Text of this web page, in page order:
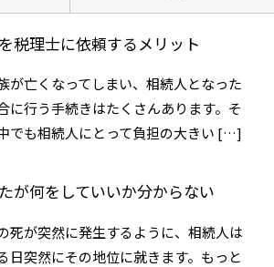
税理士に依頼するメリット
が亡くなってしまい、相続人となった
に行う手続きはたくさんあります。そ
でも相続人にとって負担の大きい […]
が何をしていいか分からない
死が突然に発生するように、相続人は
日突然にその地位に就きます。もっと